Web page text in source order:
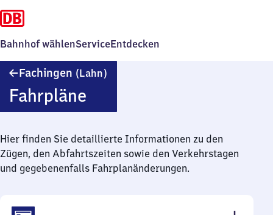
Bahnhof wählenServiceEntdecken
Fachingen (Lahn)
Fahrpläne
Hier finden Sie detaillierte Informationen zu den
Zügen, den Abfahrtszeiten sowie den Verkehrstagen
und gegebenenfalls Fahrplanänderungen.